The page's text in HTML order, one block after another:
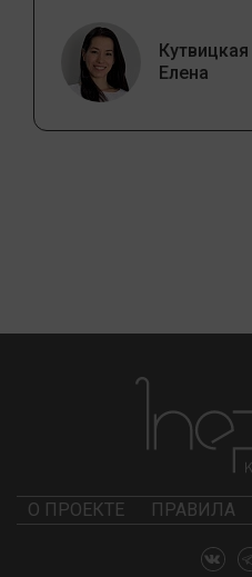
Кутвицкая
Елена
О ПРОЕКТЕ ПРАВИЛА